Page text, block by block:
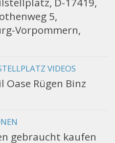
5,
Vorpommern,
VIDEOS
Oase Rügen Binz
gebraucht kaufen